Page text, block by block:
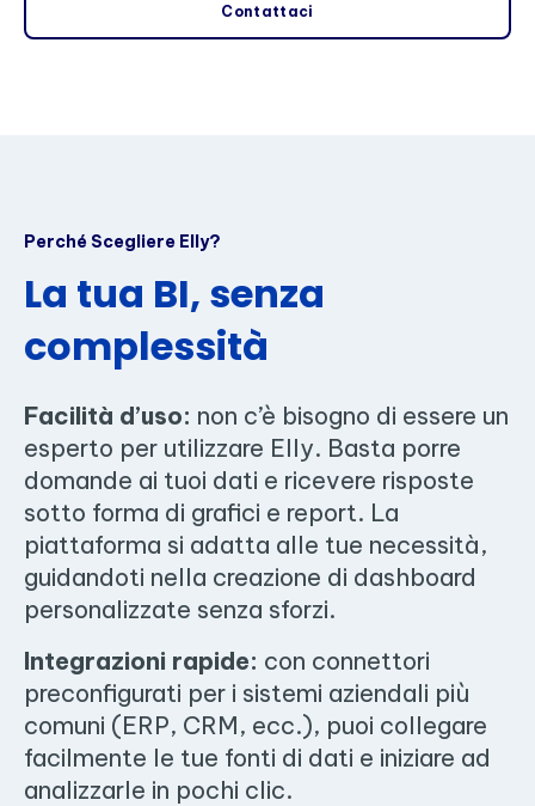
Contattaci
Perché Scegliere Elly?
La tua BI, senza
complessità
Facilità d’uso: non c’è bisogno di essere un
esperto per utilizzare Elly. Basta porre
domande ai tuoi dati e ricevere risposte
sotto forma di grafici e report. La
piattaforma si adatta alle tue necessità,
guidandoti nella creazione di dashboard
personalizzate senza sforzi.
Integrazioni rapide: con connettori
preconfigurati per i sistemi aziendali più
comuni (ERP, CRM, ecc.), puoi collegare
facilmente le tue fonti di dati e iniziare ad
analizzarle in pochi clic.